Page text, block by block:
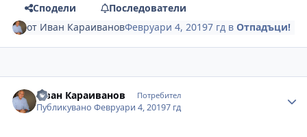
Сподели
Последователи
от Иван КараивановФевруари 4, 20197 гд вОтпадъци!
Иван Караиванов Потребител
ПубликуваноФевруари 4, 20197 гд